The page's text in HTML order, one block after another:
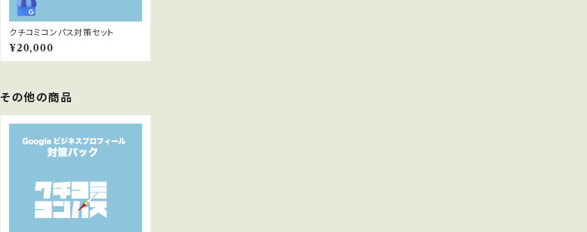
クチコミコンパス対策セット
¥20,000
その他の商品